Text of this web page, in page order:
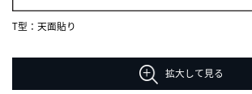
T型：天面貼り
拡大して見る